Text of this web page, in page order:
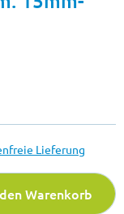
Lieferung
Warenkorb